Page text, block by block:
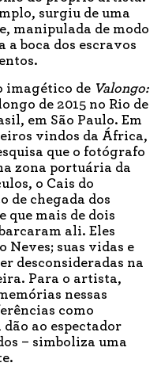
surgiu de uma
manipulada de modo
boca dos escravos
imagético de Valongo:
de 2015 no Rio de
em São Paulo. Em
vindos da África,
que o fotógrafo
zona portuária da
o Cais do
de chegada dos
que mais de dois
ali. Eles
Neves; suas vidas e
desconsideradas na
Para o artista,
nessas
como
ao espectador
– simboliza uma